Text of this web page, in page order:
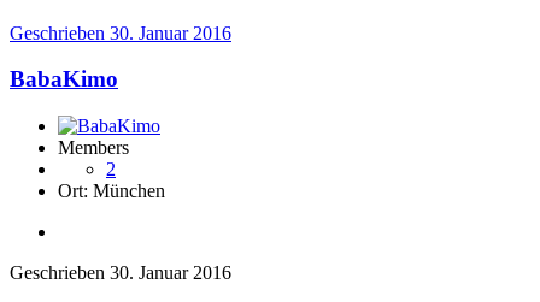
Geschrieben 30. Januar 2016
BabaKimo
Members
2
Ort: München
Geschrieben 30. Januar 2016